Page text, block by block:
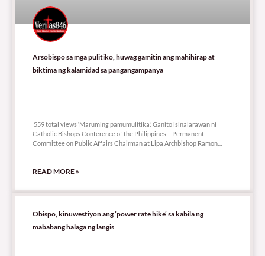
Arsobispo sa mga pulitiko, huwag gamitin ang mahihirap at
biktima ng kalamidad sa pangangampanya
559 total views ‘Maruming pamumulitika.’ Ganito isinalarawan ni
Catholic Bishops Conference of the Philippines – Permanent
Committee on Public Affairs Chairman at Lipa Archbishop Ramon
READ MORE »
Obispo, kinuwestiyon ang ‘power rate hike’ sa kabila ng
mababang halaga ng langis